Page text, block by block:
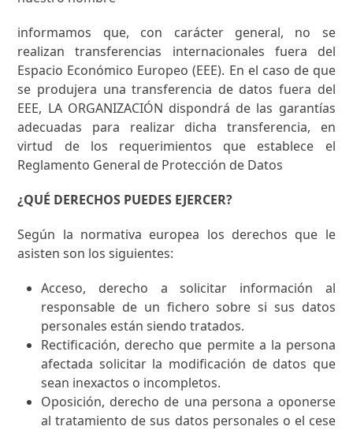
informamos que, con carácter general, no se
realizan transferencias internacionales fuera del
Espacio Económico Europeo (EEE). En el caso de que
se produjera una transferencia de datos fuera del
EEE, LA ORGANIZACIÓN dispondrá de las garantías
adecuadas para realizar dicha transferencia, en
virtud de los requerimientos que establece el
Reglamento General de Protección de Datos
¿QUÉ DERECHOS PUEDES EJERCER?
Según la normativa europea los derechos que le
asisten son los siguientes:
Acceso, derecho a solicitar información al
responsable de un fichero sobre si sus datos
personales están siendo tratados.
Rectificación, derecho que permite a la persona
afectada solicitar la modificación de datos que
sean inexactos o incompletos.
Oposición, derecho de una persona a oponerse
al tratamiento de sus datos personales o el cese